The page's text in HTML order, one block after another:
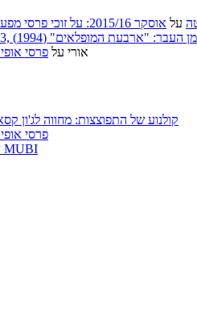
על אוסקר 2015/16: על זוכי פרסי מפעל חיים – ספייק לי וג׳ינה רולנדס
העבר: "ארבעת המופלאים" (1994)
אורי על פרסי אופיר 2026: המועמדים
קולנוע של התפוצצות: מחווה לג'ון
פרסי אופיר 2026: המועמדים
״Not a Pretty Picture״, סקירת MUBI